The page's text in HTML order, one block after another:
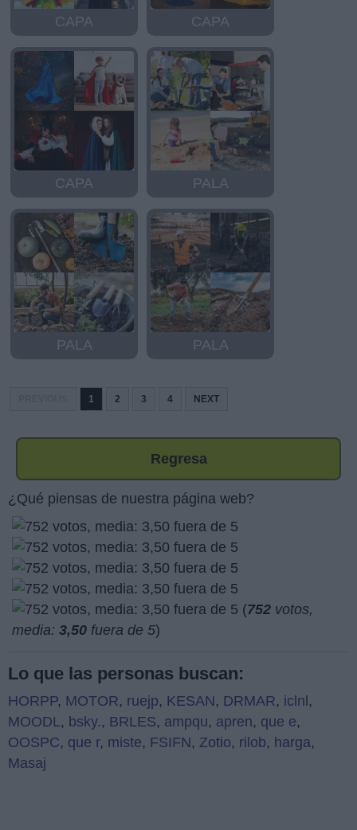
CAPA CAPA
CAPA PALA
PALA PALA
1 2 3 4 NEXT
Regresa
¿Qué piensas de nuestra página web?
(752 votos,
media: 3,50 fuera de 5)
Lo que las personas buscan:
HORPP, MOTOR, ruejp, KESAN, DRMAR, iclnl ,
MOODL, bsky. , BRLES, ampqu, apren, que e,
OOSPC, que r, miste, FSIFN, Zotio, rilob, harga,
Masaj